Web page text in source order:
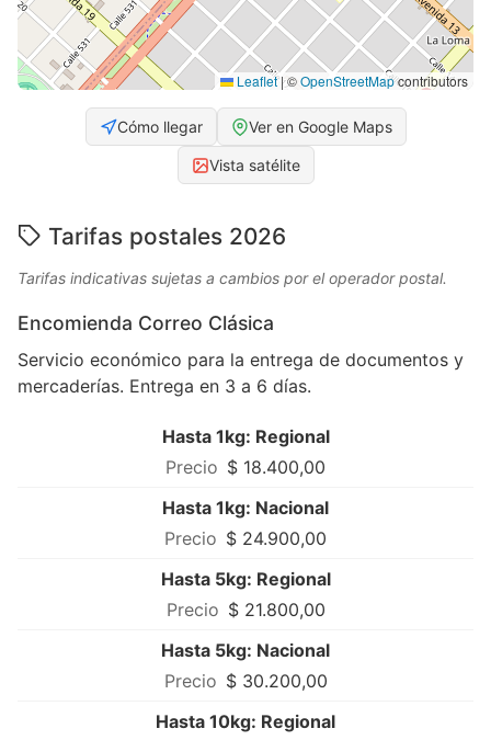
Leaflet |©OpenStreetMapcontributors
Cómo llegar Ver en Google Maps
Vista satélite
Tarifas postales 2026
Tarifas indicativas sujetas a cambios por el operador postal.
Encomienda Correo Clásica
Servicio económico para la entrega de documentos y
mercaderías. Entrega en 3 a 6 días.
Hasta 1kg: Regional
$ 18.400,00
Hasta 1kg: Nacional
$ 24.900,00
Hasta 5kg: Regional
$ 21.800,00
Hasta 5kg: Nacional
$ 30.200,00
Hasta 10kg: Regional